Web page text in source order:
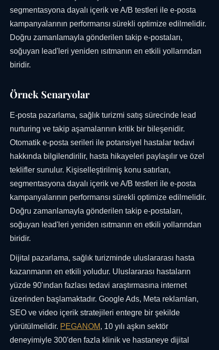
segmentasyona dayalı içerik ve A/B testleri ile e-posta
kampanyalarının performansı sürekli optimize edilmelidir.
Doğru zamanlamayla gönderilen takip e-postaları,
soğuyan lead'leri yeniden ısıtmanın en etkili yollarından
biridir.
Örnek Senaryolar
E-posta pazarlama, sağlık turizmi satış sürecinde lead
nurturing ve takip aşamalarının kritik bir bileşenidir.
Otomatik e-posta serileri ile potansiyel hastalar tedavi
hakkında bilgilendirilir, hasta hikayeleri paylaşılır ve özel
teklifler sunulur. Kişiselleştirilmiş konu satırları,
segmentasyona dayalı içerik ve A/B testleri ile e-posta
kampanyalarının performansı sürekli optimize edilmelidir.
Doğru zamanlamayla gönderilen takip e-postaları,
soğuyan lead'leri yeniden ısıtmanın en etkili yollarından
biridir.
Dijital pazarlama, sağlık turizminde uluslararası hasta
kazanmanın en etkili yoludur. Uluslararası hastaların
yüzde 90'ından fazlası tedavi araştırmasına internet
üzerinden başlamaktadır. Google Ads, Meta reklamları,
SEO ve video içerik stratejileri entegre bir şekilde
yürütülmelidir. PEGANOM, 10 yılı aşkın sektör
deneyimiyle 300'den fazla klinik ve hastaneye dijital